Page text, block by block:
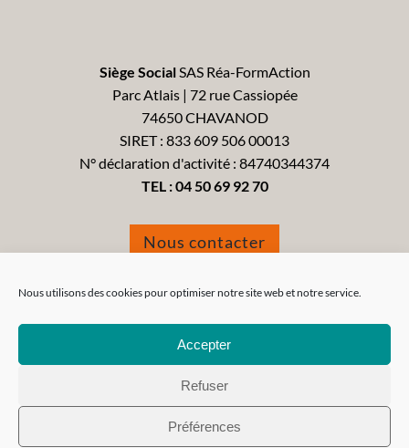
Nous utilisons des cookies pour optimiser notre site web et notre service.
Accepter
Refuser
Préférences
Siège SocialSAS Réa-FormAction
Parc Atlais | 72 rue Cassiopée
74650 CHAVANOD
SIRET : 833 609 506 00013
N° déclaration d'activité : 84740344374
TEL :04 50 69 92 70
Nous contacter
Tous droits réservés 2021 - Réa-FormAction -